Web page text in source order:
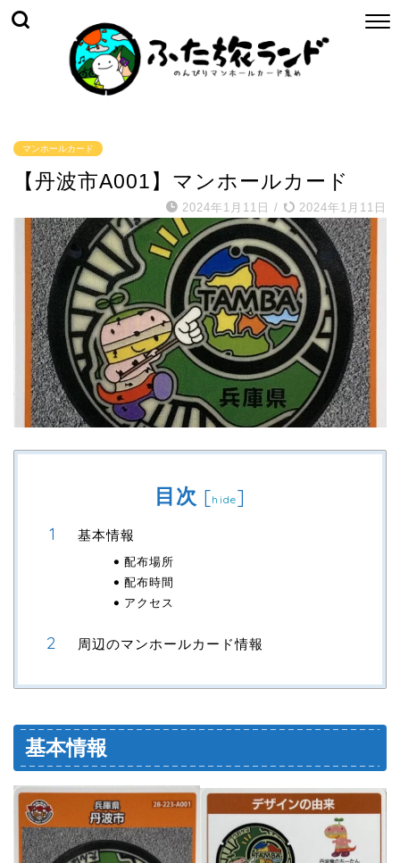
マンホールカード
【丹波市A001】マンホールカード
2024年1月11日 / 2024年1月11日
目次 [hide]
基本情報
配布場所
配布時間
アクセス
周辺のマンホールカード情報
基本情報